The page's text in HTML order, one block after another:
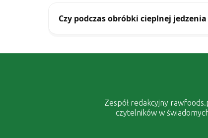
Czy podczas obróbki cieplnej
Zespół redakcyjny
czytelników w